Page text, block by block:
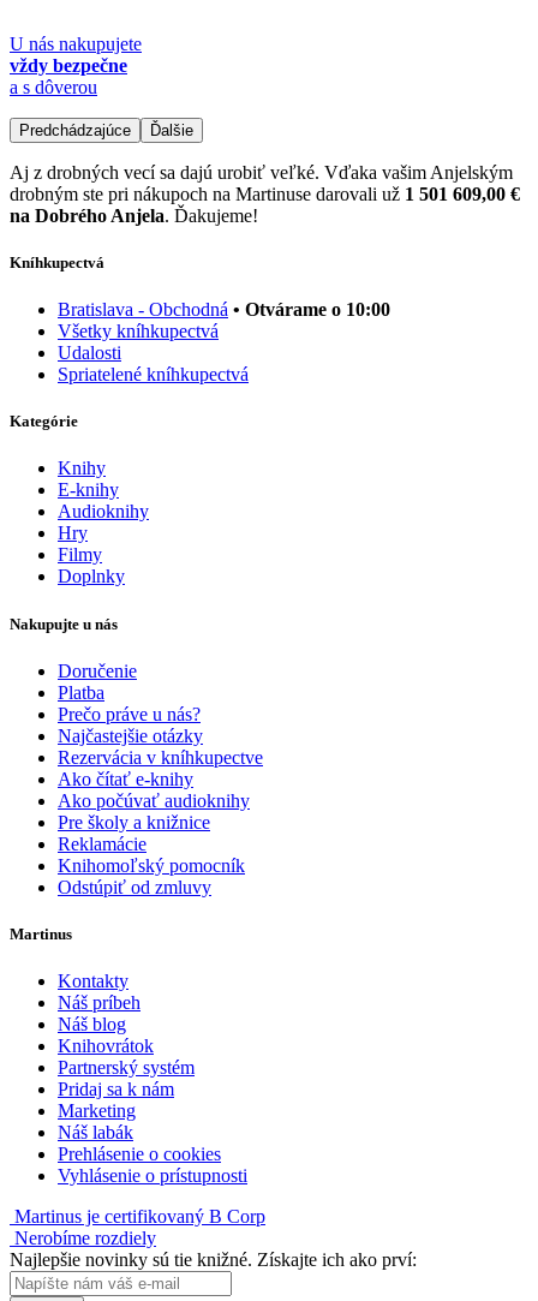
U nás nakupujete
vždy bezpečne
a s dôverou
Predchádzajúce Ďalšie
Aj z drobných vecí sa dajú urobiť veľké. Vďaka vašim Anjelským
drobným ste pri nákupoch na Martinuse darovali už 1 501 609,00 €
na Dobrého Anjela. Ďakujeme!
Kníhkupectvá
Bratislava - Obchodná • Otvárame o 10:00
Všetky kníhkupectvá
Udalosti
Spriatelené kníhkupectvá
Kategórie
Knihy
E-knihy
Audioknihy
Hry
Filmy
Doplnky
Nakupujte u nás
Doručenie
Platba
Prečo práve u nás?
Najčastejšie otázky
Rezervácia v kníhkupectve
Ako čítať e-knihy
Ako počúvať audioknihy
Pre školy a knižnice
Reklamácie
Knihomoľský pomocník
Odstúpiť od zmluvy
Martinus
Kontakty
Náš príbeh
Náš blog
Knihovrátok
Partnerský systém
Pridaj sa k nám
Marketing
Náš labák
Prehlásenie o cookies
Vyhlásenie o prístupnosti
Martinus je certifikovaný B Corp
Nerobíme rozdiely
Najlepšie novinky sú tie knižné. Získajte ich ako prví: